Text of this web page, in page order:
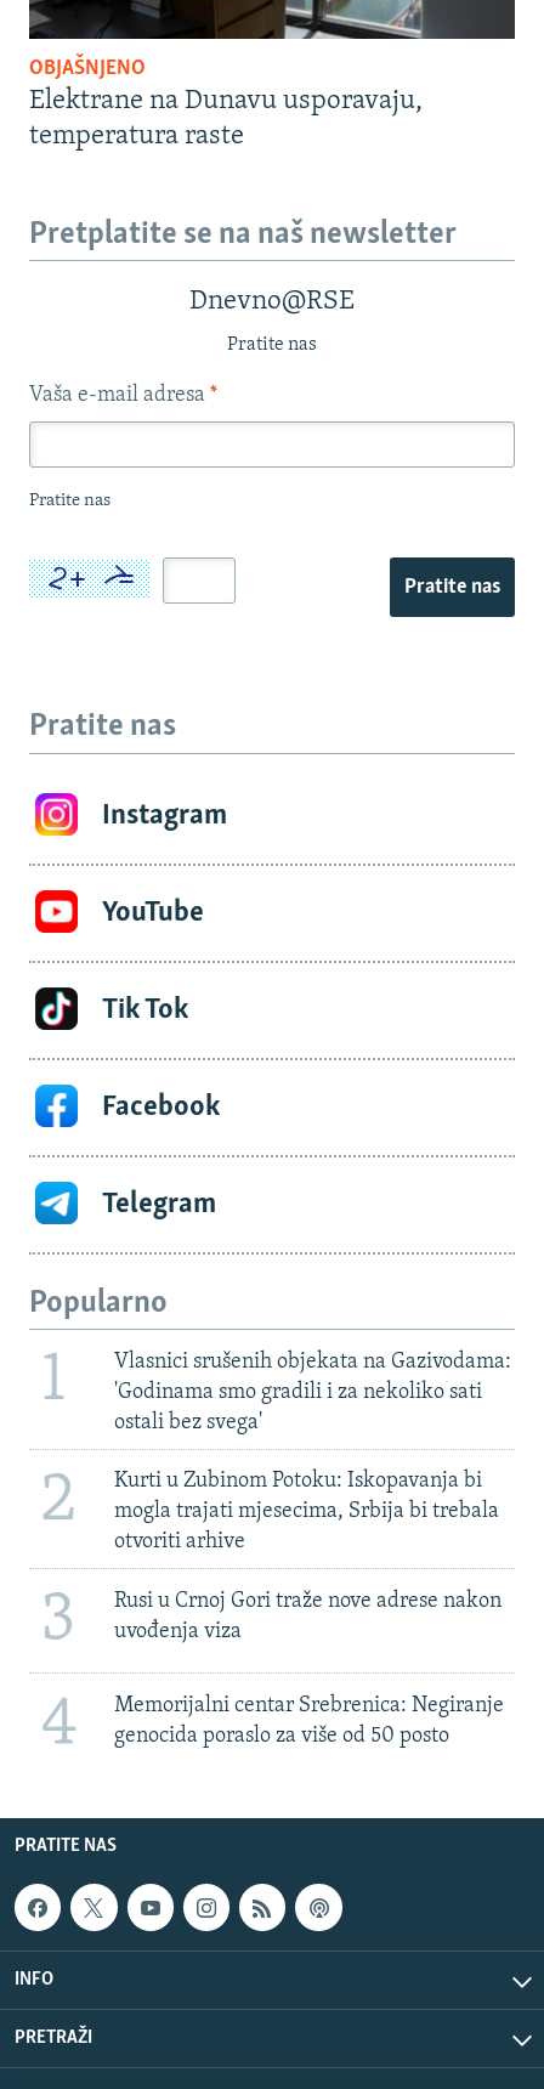
OBJAŠNJENO
Elektrane na Dunavu usporavaju,
temperatura raste
Pretplatite se na naš newsletter
Dnevno@RSE
Pratite nas
Vaša e-mail adresa *
Pratite nas
Pratite nas
Pratite nas
Instagram
YouTube
Tik Tok
Facebook
Telegram
Popularno
1
Vlasnici srušenih objekata na Gazivodama:
'Godinama smo gradili i za nekoliko sati
ostali bez svega'
2
Kurti u Zubinom Potoku: Iskopavanja bi
mogla trajati mjesecima, Srbija bi trebala
otvoriti arhive
3
Rusi u Crnoj Gori traže nove adrese nakon
uvođenja viza
4
Memorijalni centar Srebrenica: Negiranje
genocida poraslo za više od 50 posto
PRATITE NAS
INFO
PRETRAŽI